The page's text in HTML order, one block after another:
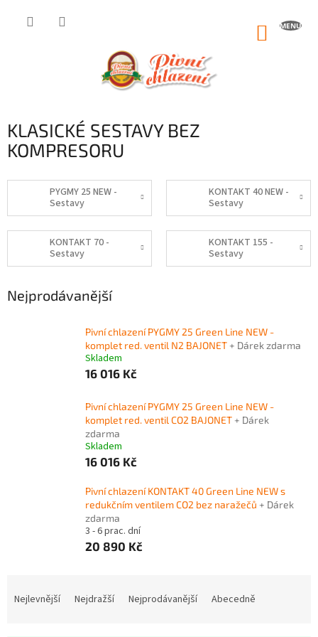
KLASICKÉ SESTAVY BEZ
KOMPRESORU
PYGMY 25 NEW -
Sestavy
KONTAKT 40 NEW -
Sestavy
KONTAKT 70 -
Sestavy
KONTAKT 155 -
Sestavy
Nejprodávanější
Pivní chlazení PYGMY 25 Green Line NEW -
komplet red. ventil N2 BAJONET + Dárek zdarma
Skladem
16 016 Kč
Pivní chlazení PYGMY 25 Green Line NEW -
komplet red. ventil CO2 BAJONET + Dárek
zdarma
Skladem
16 016 Kč
Pivní chlazení KONTAKT 40 Green Line NEW s
redukčním ventilem CO2 bez naražečů + Dárek
zdarma
3 - 6 prac. dní
20 890 Kč
Nejlevnější Nejdražší Nejprodávanější Abecedně